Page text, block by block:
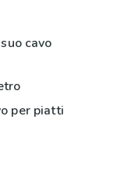
cavo
per piatti